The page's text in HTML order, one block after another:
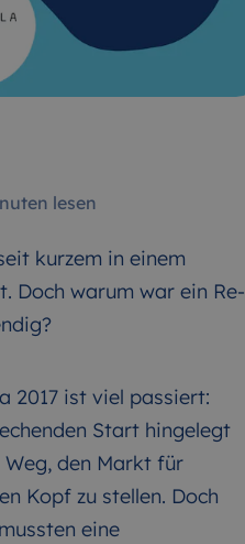
lesen
kurzem in einem
Doch warum war ein Re-
2017 ist viel passiert:
Start hingelegt
den Markt für
Kopf zu stellen. Doch
eine